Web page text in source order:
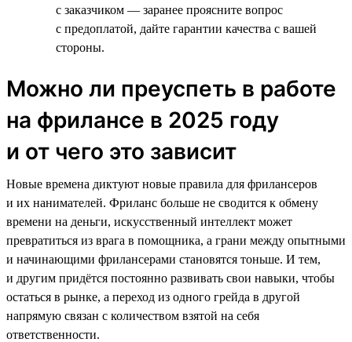
с заказчиком — заранее проясните вопрос
с предоплатой, дайте гарантии качества с вашей
стороны.
Можно ли преуспеть в работе
на фрилансе в 2025 году
и от чего это зависит
Новые времена диктуют новые правила для фрилансеров
и их нанимателей. Фриланс больше не сводится к обмену
времени на деньги, искусственный интеллект может
превратиться из врага в помощника, а грани между опытными
и начинающими фрилансерами становятся тоньше. И тем,
и другим придётся постоянно развивать свои навыки, чтобы
остаться в рынке, а переход из одного грейда в другой
напрямую связан с количеством взятой на себя
ответственности.